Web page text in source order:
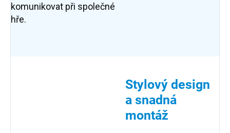
komunikovat při společné
hře.
Stylový design
a snadná
montáž